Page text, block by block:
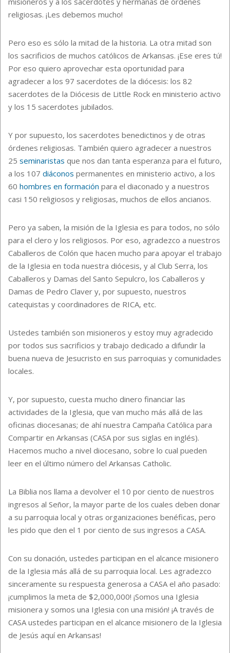
religiosas. ¡Les debemos mucho!
Pero eso es sólo la mitad de la historia. La otra mitad son
los sacrificios de muchos católicos de Arkansas. ¡Ese eres tú!
Por eso quiero aprovechar esta oportunidad para
agradecer a los 97 sacerdotes de la diócesis: los 82
sacerdotes de la Diócesis de Little Rock en ministerio activo
y los 15 sacerdotes jubilados.
Y por supuesto, los sacerdotes benedictinos y de otras
órdenes religiosas. También quiero agradecer a nuestros
25 seminaristas que nos dan tanta esperanza para el futuro,
a los 107 diáconos permanentes en ministerio activo, a los
60 hombres en formación para el diaconado y a nuestros
casi 150 religiosos y religiosas, muchos de ellos ancianos.
Pero ya saben, la misión de la Iglesia es para todos, no sólo
para el clero y los religiosos. Por eso, agradezco a nuestros
Caballeros de Colón que hacen mucho para apoyar el trabajo
de la Iglesia en toda nuestra diócesis, y al Club Serra, los
Caballeros y Damas del Santo Sepulcro, los Caballeros y
Damas de Pedro Claver y, por supuesto, nuestros
catequistas y coordinadores de RICA, etc.
Ustedes también son misioneros y estoy muy agradecido
por todos sus sacrificios y trabajo dedicado a difundir la
buena nueva de Jesucristo en sus parroquias y comunidades
locales.
Y, por supuesto, cuesta mucho dinero financiar las
actividades de la Iglesia, que van mucho más allá de las
oficinas diocesanas; de ahí nuestra Campaña Católica para
Compartir en Arkansas (CASA por sus siglas en inglés).
Hacemos mucho a nivel diocesano, sobre lo cual pueden
leer en el último número del Arkansas Catholic.
La Biblia nos llama a devolver el 10 por ciento de nuestros
ingresos al Señor, la mayor parte de los cuales deben donar
a su parroquia local y otras organizaciones benéficas, pero
les pido que den el 1 por ciento de sus ingresos a CASA.
Con su donación, ustedes participan en el alcance misionero
de la Iglesia más allá de su parroquia local. Les agradezco
sinceramente su respuesta generosa a CASA el año pasado:
¡cumplimos la meta de $2,000,000! ¡Somos una Iglesia
misionera y somos una Iglesia con una misión! ¡A través de
CASA ustedes participan en el alcance misionero de la Iglesia
de Jesús aquí en Arkansas!